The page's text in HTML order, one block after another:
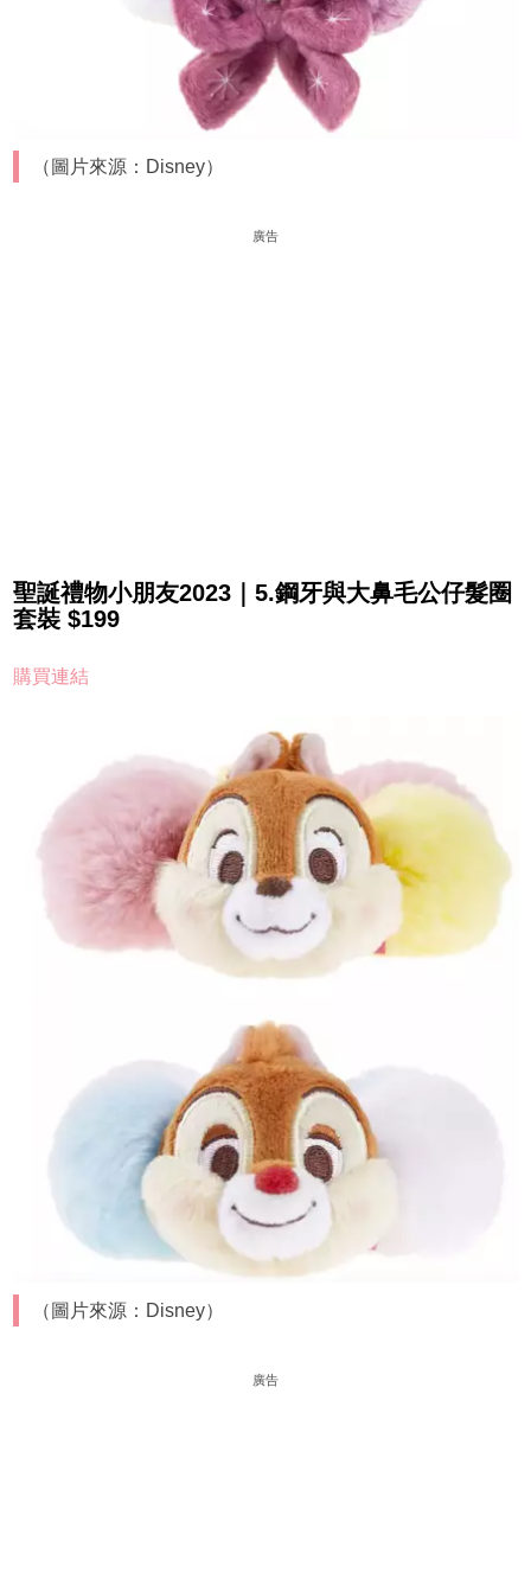
（圖片來源：Disney）
廣告
聖誕禮物小朋友2023｜5.鋼牙與大鼻毛公仔髮圈
套裝 $199
購買連結
（圖片來源：Disney）
廣告